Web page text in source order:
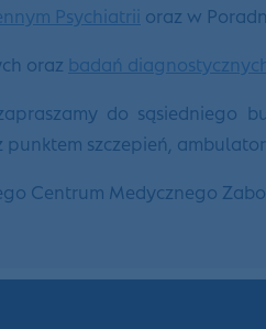
Psychiatrii oraz w
oraz badań
do sąsiedniego
punktem szczepień,
Centrum Medycznego